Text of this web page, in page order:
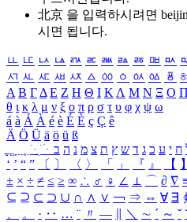
北京 을 입력하시려면
시면 됩니다.
ㅥ ㅦ ㅧ ㅨ ㅩ ㅪ ㅫ ㅬ ㅭ ㅮ ㅯ
ㅺ ㅻ ㅼ ㅽ ㅾ ㅿ ㆀ ㆁ ㆂ ㆃ ㆄ
Α Β ΓΔ Ε Ζ Η Θ Ι ΚΛ Μ Ν Ξ Ο Π
θ ι κ λ μ ν ξ ο π ρ σ τ υ φ χ ψ ω
á à Á À é è É È ç Ç ê
Ä Ö Ü ä ö ü ß
ִֶֹ ֻּ ׁׂ ח י ע כ ג ד ש ץ ת צ מ נ ה ב
‘ ’ “ ” 〔 〕 〈 〉 「 」 『 』 【 】
± × ÷ ≠ ≤ ≥ ∞ ∴ ♂ ♀ ∠ ⊥ ⌒ ∂ ∇
⊆ ⊇ ⊂ ⊃ ∪ ∩ ∧ ∨ ￢ ⇒ ⇔ ∀ ∃
、
。 · ‥ … ¨ 〃 ― ＼ ∼ ´ ～ ˇ